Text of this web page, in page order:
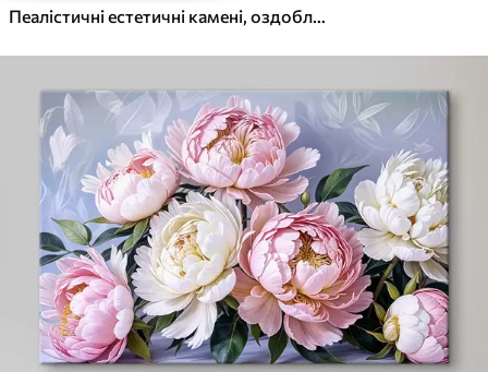
Пеалістичні естетичні камені, оздоблення будинку, природне освітлення